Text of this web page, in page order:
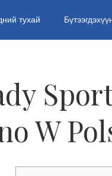
тухай
W